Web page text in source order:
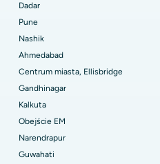
Bhopal
Bangalore
Madurai
Nellore
Dadar
Pune
Nashik
Ahmedabad
Centrum miasta, Ellisbridge
Gandhinagar
Kalkuta
Obejście EM
Narendrapur
Guwahati